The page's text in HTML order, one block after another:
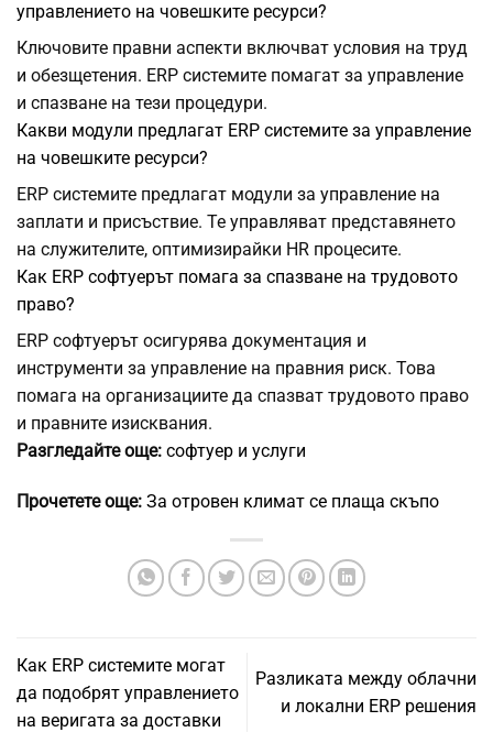
управлението на човешките ресурси?
Ключовите правни аспекти включват условия на труд
и обезщетения. ERP системите помагат за управление
и спазване на тези процедури.
Какви модули предлагат ERP системите за управление
на човешките ресурси?
ERP системите предлагат модули за управление на
заплати и присъствие. Те управляват представянето
на служителите, оптимизирайки HR процесите.
Как ERP софтуерът помага за спазване на трудовото
право?
ERP софтуерът осигурява документация и
инструменти за управление на правния риск. Това
помага на организациите да спазват трудовото право
и правните изисквания.
Разгледайте още: софтуер и услуги
Прочетете още: За отровен климат се плаща скъпо
Как ERP системите могат
да подобрят управлението
на веригата за доставки
Разликата между облачни
и локални ERP решения